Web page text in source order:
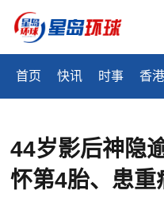
首页 快讯 时事 香港
44岁影后神隐
怀第4胎、患重